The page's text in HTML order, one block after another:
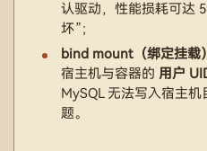
认驱动，性能损耗可达
坏”；
bind mount（绑定挂载）
宿主机与容器的 用户
MySQL 无法写入宿主
题。